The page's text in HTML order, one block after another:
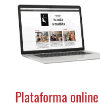
Plataforma